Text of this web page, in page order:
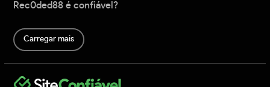
Rec0ded88 é confiável?
Carregar mais